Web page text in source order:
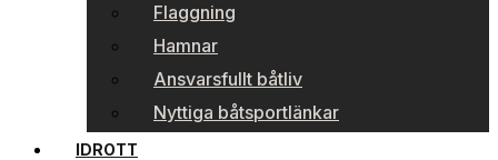
Flaggning
Hamnar
Ansvarsfullt båtliv
Nyttiga båtsportlänkar
IDROTT